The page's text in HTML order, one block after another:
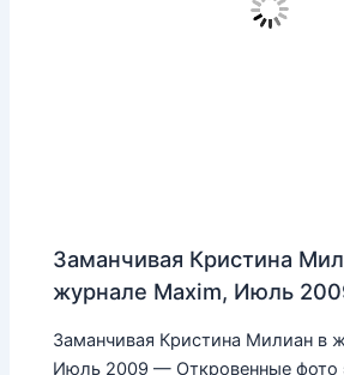
Заманчивая Кристина
журнале Maxim, Июль
Заманчивая Кристина Милиан в
Июль 2009 — Откровенные фото